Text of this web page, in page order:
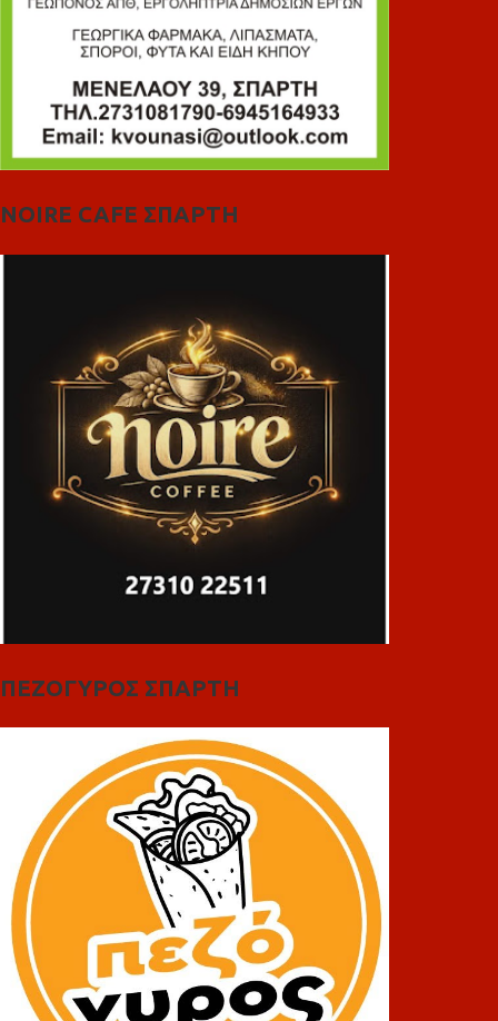
NOIRE CAFE ΣΠΑΡΤΗ
ΠΕΖΟΓΥΡΟΣ ΣΠΑΡΤΗ